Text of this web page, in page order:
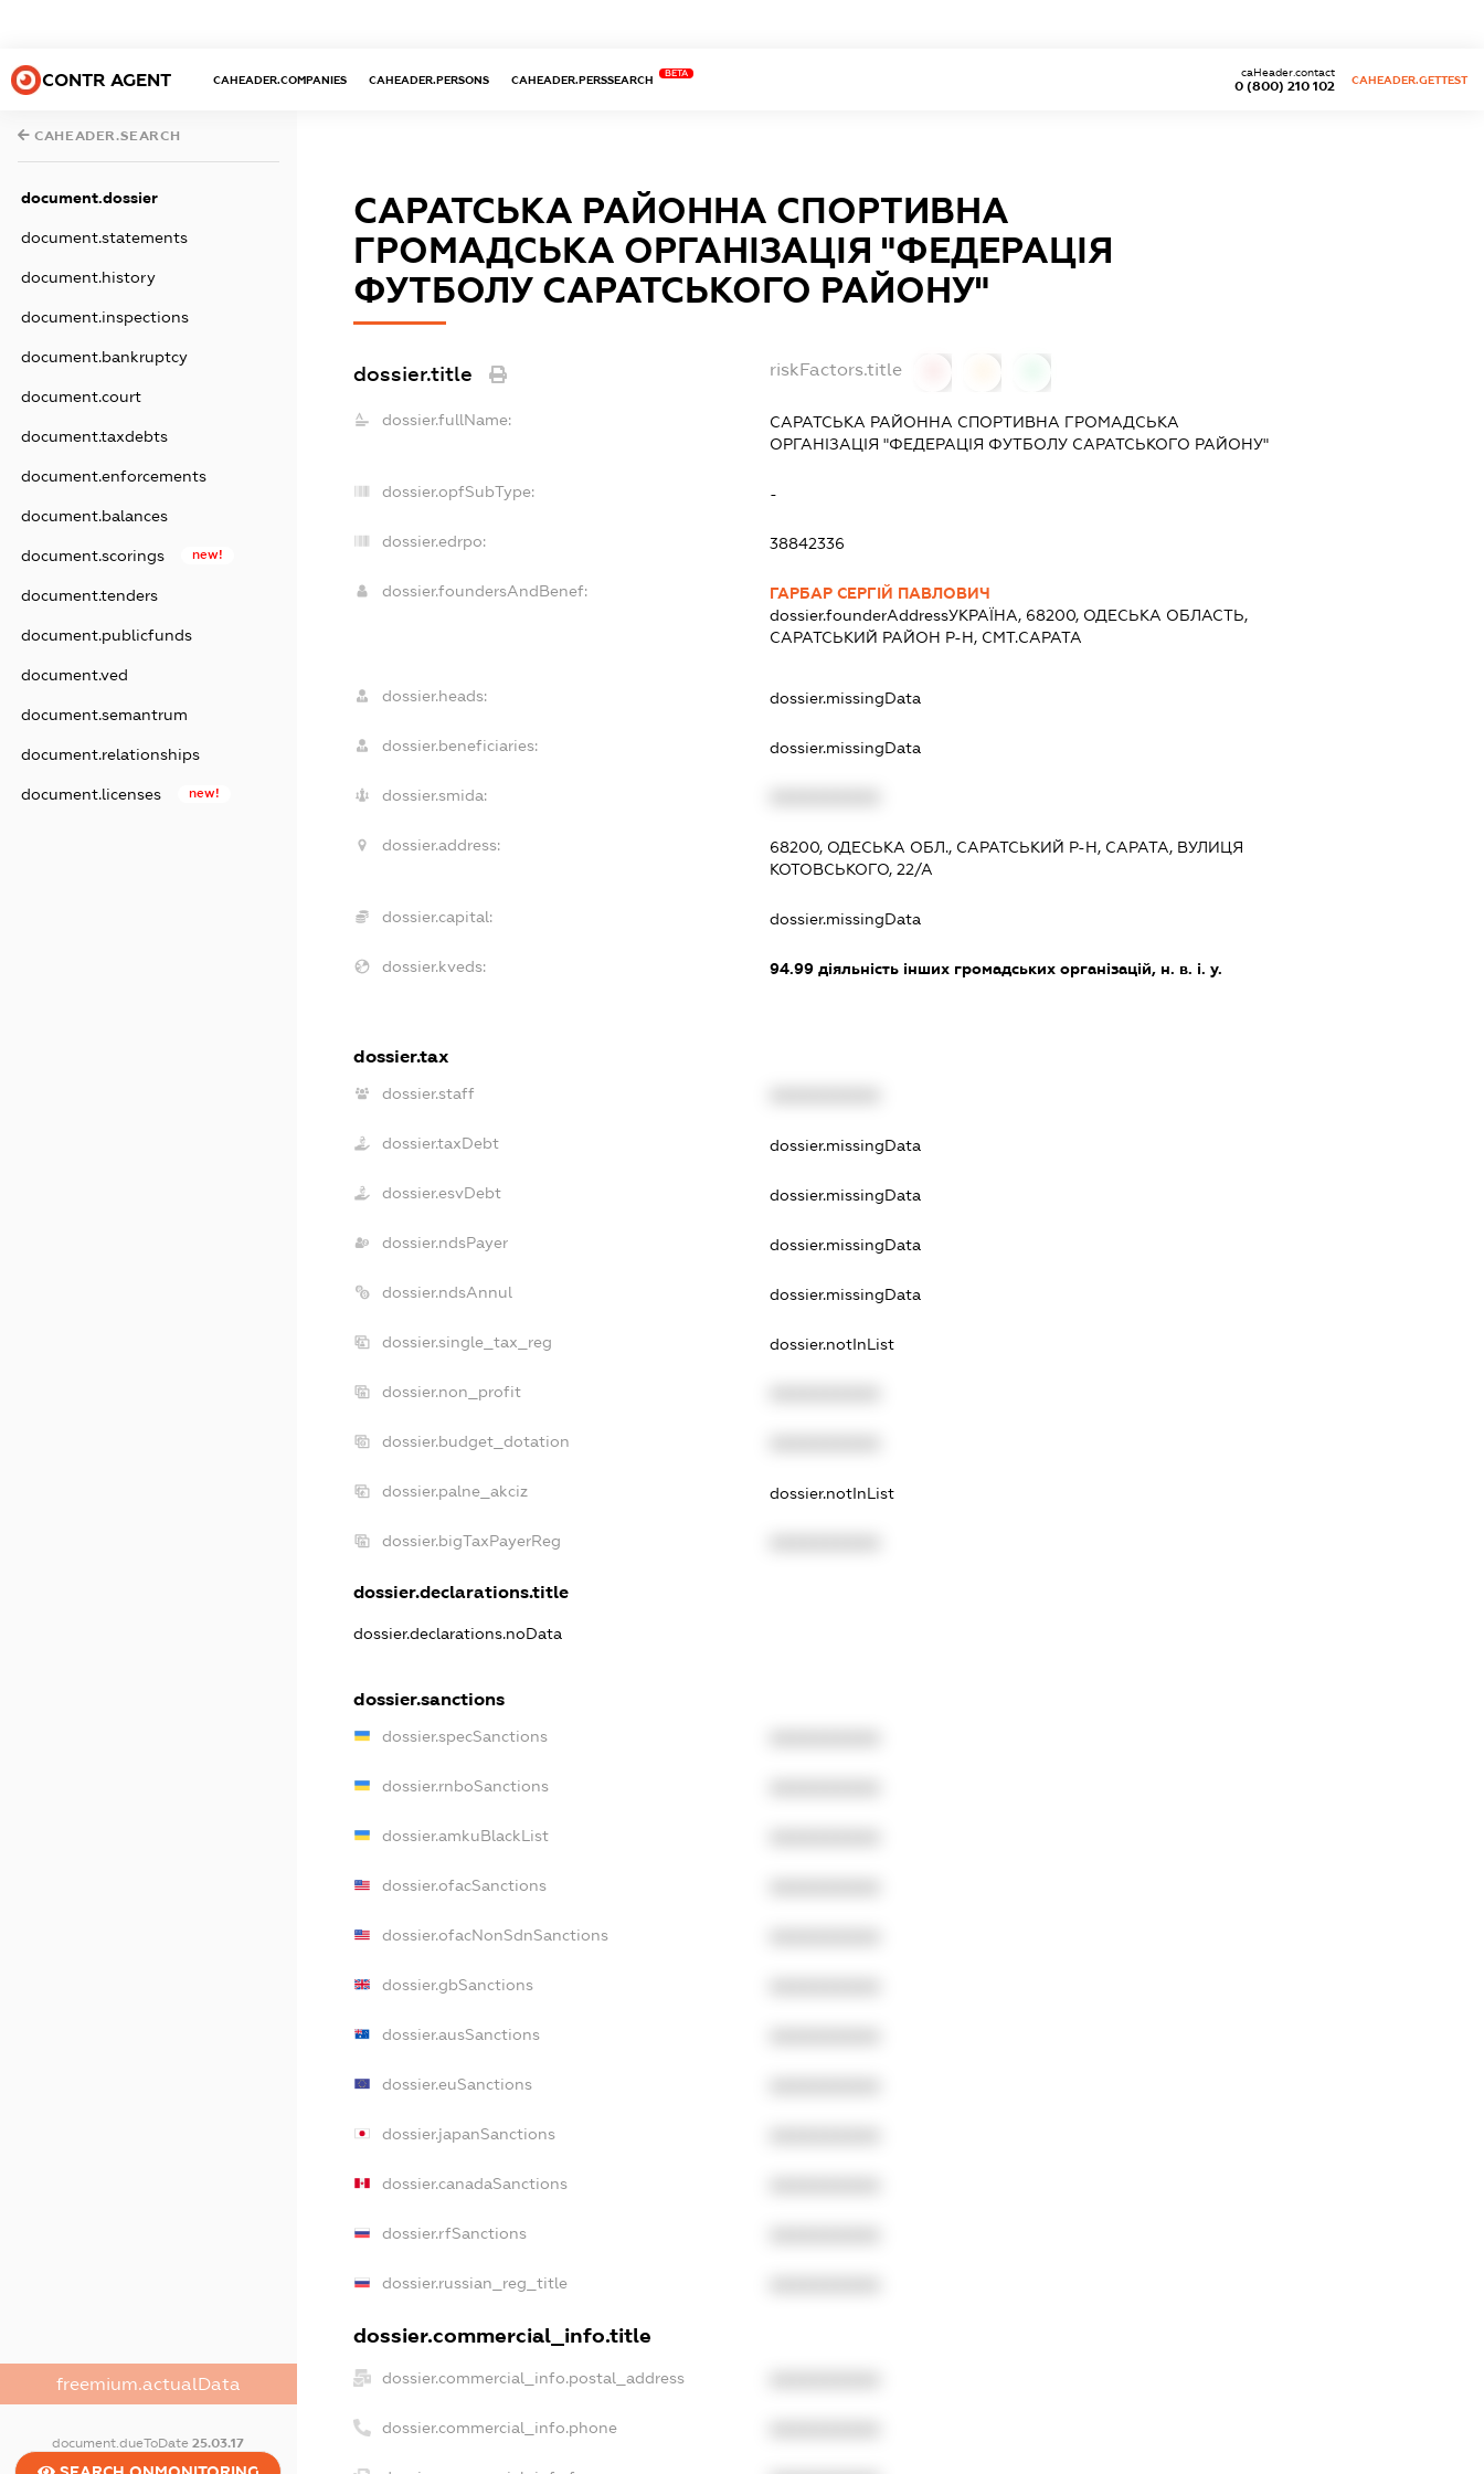
CONTR AGENT CAHEADER.COMPANIES CAHEADER.PERSONS CAHEADER.PERSSEARCH
BETA
0 (800) 210 102
caHeader.contact
CAHEADER.GETTEST
CAHEADER.SEARCH
document.dossier
document.statements
document.history
document.inspections
document.bankruptcy
document.court
document.taxdebts
document.enforcements
document.balances
document.scorings new!
document.tenders
document.publicfunds
document.ved
document.semantrum
document.relationships
document.licenses new!
freemium.actualData
document.dueToDate25.03.17
САРАТСЬКА РАЙОННА СПОРТИВНА
ГРОМАДСЬКА ОРГАНІЗАЦІЯ "ФЕДЕРАЦІЯ
ФУТБОЛУ САРАТСЬКОГО РАЙОНУ"
dossier.title riskFactors.title
dossier.fullName:
САРАТСЬКА РАЙОННА СПОРТИВНА ГРОМАДСЬКА
ОРГАНІЗАЦІЯ "ФЕДЕРАЦІЯ ФУТБОЛУ САРАТСЬКОГО РАЙОНУ"
dossier.opfSubType: -
dossier.edrpo: 38842336
dossier.foundersAndBenef:
ГАРБАР СЕРГІЙ ПАВЛОВИЧ
dossier.founderAddressУКРАЇНА, 68200, ОДЕСЬКА ОБЛАСТЬ,
САРАТСЬКИЙ РАЙОН Р-Н, СМТ.САРАТА
dossier.heads: dossier.missingData
dossier.beneficiaries: dossier.missingData
dossier.smida:
dossier.address:
68200, ОДЕСЬКА ОБЛ., САРАТСЬКИЙ Р-Н, САРАТА, ВУЛИЦЯ
КОТОВСЬКОГО, 22/А
dossier.capital: dossier.missingData
dossier.kveds: 94.99 діяльність інших громадських організацій, н. в. і. у.
dossier.tax
dossier.staff
dossier.taxDebt dossier.missingData
dossier.esvDebt dossier.missingData
dossier.ndsPayer dossier.missingData
dossier.ndsAnnul dossier.missingData
dossier.single_tax_reg dossier.notInList
dossier.non_profit
dossier.budget_dotation
dossier.palne_akciz dossier.notInList
dossier.bigTaxPayerReg
dossier.declarations.title
dossier.declarations.noData
dossier.sanctions
dossier.specSanctions
dossier.rnboSanctions
dossier.amkuBlackList
dossier.ofacSanctions
dossier.ofacNonSdnSanctions
dossier.gbSanctions
dossier.ausSanctions
dossier.euSanctions
dossier.japanSanctions
dossier.canadaSanctions
dossier.rfSanctions
dossier.russian_reg_title
dossier.commercial_info.title
dossier.commercial_info.postal_address
dossier.commercial_info.phone